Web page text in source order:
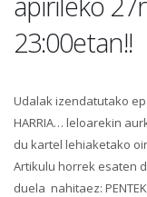
23:00etan!!
Udalak izendatutako
HARRIA… leloarekin
du kartel lehiaketako
Artikulu horrek esaten
duela nahitaez: